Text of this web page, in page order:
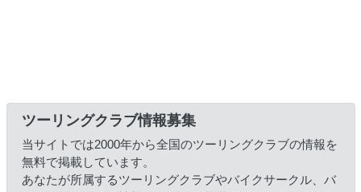
ツーリングクラブ情報募集
当サイトでは2000年から全国のツーリングクラブの情報を
無料で掲載しています。
あなたが所属するツーリングクラブやバイクサークル、バ